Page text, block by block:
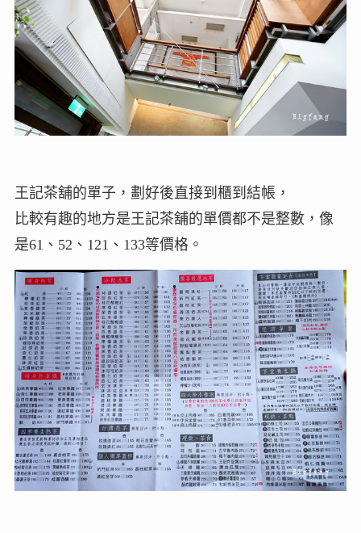
王記茶舖的單子，劃好後直接到櫃到結帳，
比較有趣的地方是王記茶舖的單價都不是整數，像
是61、52、121、133等價格。